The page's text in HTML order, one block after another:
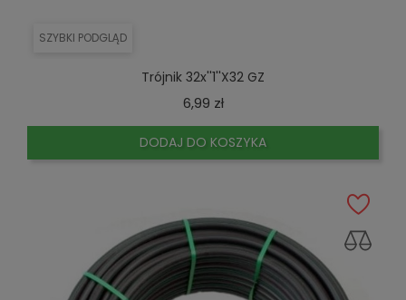
SZYBKI PODGLĄD
Trójnik 32x''1''x32 GZ
6,99 złCena
DODAJ DO KOSZYKA